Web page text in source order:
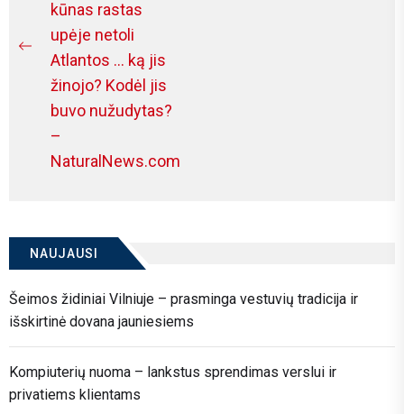
Previous
post:
kūnas rastas
upėje netoli
Atlantos … ką jis
žinojo? Kodėl jis
buvo nužudytas?
–
NaturalNews.com
NAUJAUSI
Šeimos židiniai Vilniuje – prasminga vestuvių tradicija ir
išskirtinė dovana jauniesiems
Kompiuterių nuoma – lankstus sprendimas verslui ir
privatiems klientams